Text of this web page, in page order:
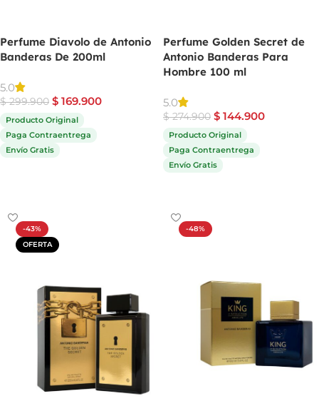
Perfume Diavolo de Antonio
Banderas De 200ml
5.0
$299.900 $ 169.900
Producto Original
Paga Contraentrega
Envío Gratis
Perfume Golden Secret de
Antonio Banderas Para
Hombre 100 ml
5.0
$274.900 $ 144.900
Producto Original
Paga Contraentrega
Envío Gratis
-43%
OFERTA
-48%